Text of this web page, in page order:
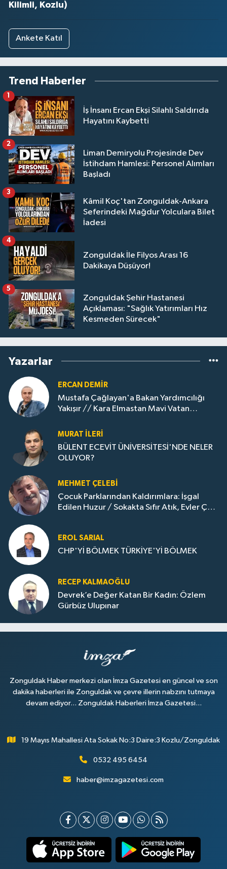
Kilimli, Kozlu)
Ankete Katıl
Trend Haberler
İş İnsanı Ercan Ekşi Silahlı Saldırıda
Hayatını Kaybetti
1
Liman Demiryolu Projesinde Dev
İstihdam Hamlesi: Personel Alımları
Başladı
2
Kâmil Koç'tan Zonguldak-Ankara
Seferindeki Mağdur Yolculara Bilet
İadesi
3
Zonguldak İle Filyos Arası 16
Dakikaya Düşüyor!
4
Zonguldak Şehir Hastanesi
Açıklaması: "Sağlık Yatırımları Hız
Kesmeden Sürecek"
5
Yazarlar
ERCAN DEMIR
Mustafa Çağlayan'a Bakan Yardımcılığı
Yakışır // ​Kara Elmastan Mavi Vatan
MURAT İLERI
BÜLENT ECEVİT ÜNİVERSİTESİ'NDE NELER
OLUYOR?
MEHMET ÇELEBI
Çocuk Parklarından Kaldırımlara: İşgal
Edilen Huzur / Sokakta Sıfır Atık, Evler Çöp
EROL SARIAL
CHP'Yİ BÖLMEK TÜRKİYE'Yİ BÖLMEK
RECEP KALMAOĞLU
Devrek’e Değer Katan Bir Kadın: Özlem
Gürbüz Ulupınar
Zonguldak Haber merkezi olan İmza Gazetesi en güncel ve son
dakika haberleri ile Zonguldak ve çevre illerin nabzını tutmaya
devam ediyor... Zonguldak Haberleri İmza Gazetesi...
19 Mayıs Mahallesi Ata Sokak No:3 Daire:3 Kozlu/Zonguldak
0532 495 6454
haber@imzagazetesi.com